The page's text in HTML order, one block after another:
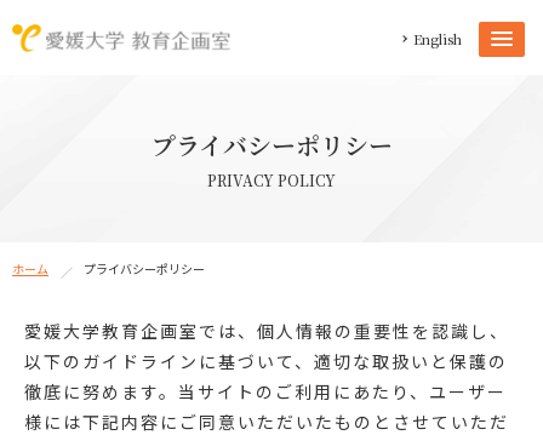
English
プライバシーポリシー
PRIVACY POLICY
ホーム プライバシーポリシー
愛媛大学教育企画室では、個人情報の重要性を認識し、
以下のガイドラインに基づいて、適切な取扱いと保護の
徹底に努めます。当サイトのご利用にあたり、ユーザー
様には下記内容にご同意いただいたものとさせていただ